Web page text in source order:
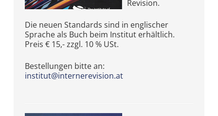
Revision.
Die neuen Standards sind in englischer
Sprache als Buch beim Institut erhältlich.
Preis € 15,- zzgl. 10 % USt.
Bestellungen bitte an:
institut@internerevision.at